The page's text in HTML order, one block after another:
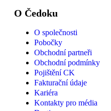
O Čedoku
O společnosti
Pobočky
Obchodní partneři
Obchodní podmínky
Pojištění CK
Fakturační údaje
Kariéra
Kontakty pro média